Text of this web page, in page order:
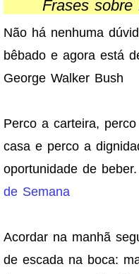
Frases sobre
Não há nenhuma
bêbado e agora está
George Walker Bush
Perco a carteira,
casa e perco a
oportunidade de
de Semana
Acordar na manhã
de escada na boca: